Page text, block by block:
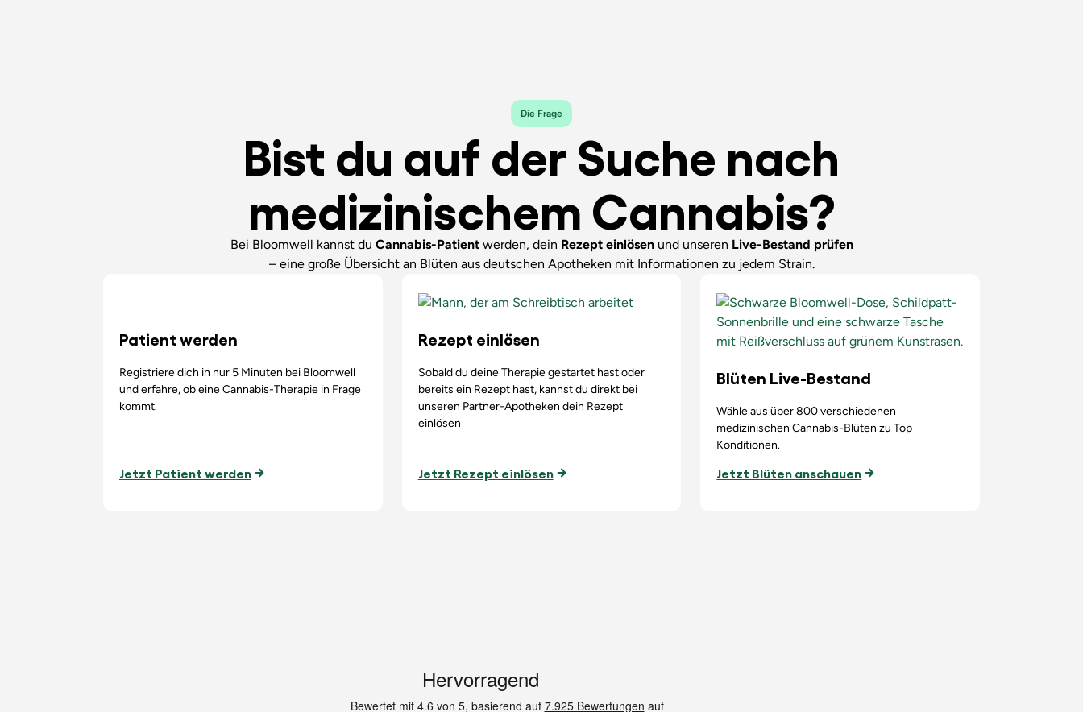
Die Frage
Bist du auf der Suche nach
medizinischem Cannabis?
Bei Bloomwell kannst du Cannabis-Patientwerden, dein Rezept einlösen und unseren Live-Bestand prüfen
– eine große Übersicht an Blüten aus deutschen Apotheken mit Informationen zu jedem Strain.
Patient werden
Registriere dich in nur 5 Minuten bei Bloomwell
und erfahre, ob eine Cannabis-Therapie in Frage
kommt.
Jetzt Patient werden
Rezept einlösen
Sobald du deine Therapie gestartet hast oder
bereits ein Rezept hast, kannst du direkt bei
unseren Partner-Apotheken dein Rezept
einlösen
Jetzt Rezept einlösen
Blüten Live-Bestand
Wähle aus über 800 verschiedenen
medizinischen Cannabis-Blüten zu Top
Konditionen.
Jetzt Blüten anschauen